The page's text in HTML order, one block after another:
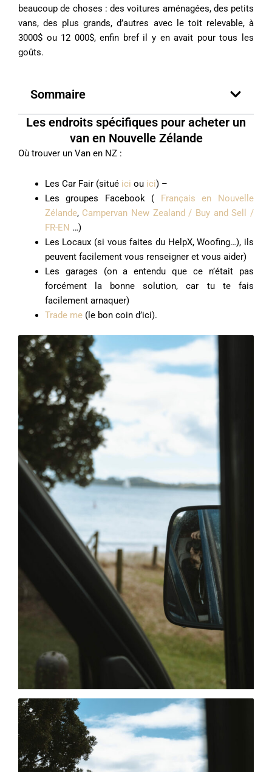
beaucoup de choses : des voitures aménagées, des petits
vans, des plus grands, d’autres avec le toit relevable, à
3000$ ou 12 000$, enfin bref il y en avait pour tous les
goûts.
Sommaire
Les endroits spécifiques pour acheter un
van en Nouvelle Zélande
Où trouver un Van en NZ :
Les Car Fair (situé ici ou ici) –
Les groupes Facebook ( Français en Nouvelle
Zélande, Campervan New Zealand / Buy and Sell /
FR-EN …)
Les Locaux (si vous faites du HelpX, Woofing…), ils
peuvent facilement vous renseigner et vous aider)
Les garages (on a entendu que ce n’était pas
forcément la bonne solution, car tu te fais
facilement arnaquer)
Trade me(le bon coin d’ici).